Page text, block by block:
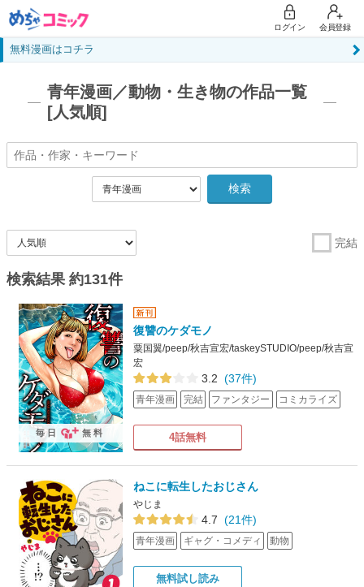
ログイン 会員登録
無料漫画はコチラ
青年漫画／動物・生き物の作品一覧
[人気順]
検索
完結
検索結果 約131件
復讐のケダモノ
粟国翼/peep/秋吉宣宏/taskeySTUDIO/peep/秋吉宣
宏
3.2 (37件)
青年漫画 完結 ファンタジー コミカライズ
4話無料
毎日 無料
ねこに転生したおじさん
やじま
4.7 (21件)
青年漫画 ギャグ・コメディ 動物
無料試し読み